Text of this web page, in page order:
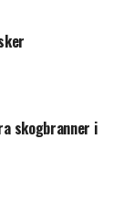
skogbranner i